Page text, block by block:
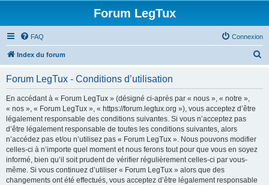
Forum LegTux
FAQ Connexion
Index du forum
Forum LegTux - Conditions d’utilisation
En accédant à « Forum LegTux » (désigné ci-après par « nous », « notre »,
« nos », « Forum LegTux », « https://forum.legtux.org »), vous acceptez d’être
légalement responsable des conditions suivantes. Si vous n’acceptez pas
d’être légalement responsable de toutes les conditions suivantes, alors
n’accédez pas et/ou n’utilisez pas « Forum LegTux ». Nous pouvons modifier
celles-ci à n’importe quel moment et nous ferons tout pour que vous en soyez
informé, bien qu’il soit prudent de vérifier régulièrement celles-ci par vous-
même. Si vous continuez d’utiliser « Forum LegTux » alors que des
changements ont été effectués, vous acceptez d’être légalement responsable